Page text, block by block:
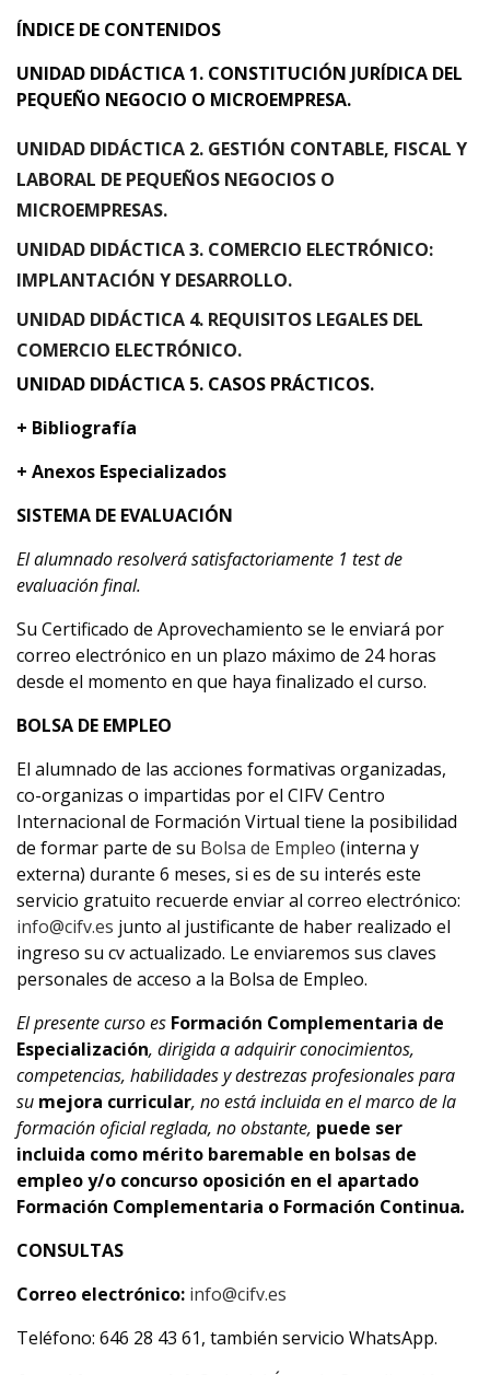
ÍNDICE DE CONTENIDOS
UNIDAD DIDÁCTICA 1. CONSTITUCIÓN JURÍDICA DEL
PEQUEÑO NEGOCIO O MICROEMPRESA.
UNIDAD DIDÁCTICA 2. GESTIÓN CONTABLE, FISCAL Y
LABORAL DE PEQUEÑOS NEGOCIOS O
MICROEMPRESAS.
UNIDAD DIDÁCTICA 3. COMERCIO ELECTRÓNICO:
IMPLANTACIÓN Y DESARROLLO.
UNIDAD DIDÁCTICA 4. REQUISITOS LEGALES DEL
COMERCIO ELECTRÓNICO.
UNIDAD DIDÁCTICA 5. CASOS PRÁCTICOS.
+ Bibliografía
+ Anexos Especializados
SISTEMA DE EVALUACIÓN
El alumnado resolverá satisfactoriamente 1 test de
evaluación final.
Su Certificado de Aprovechamiento se le enviará por
correo electrónico en un plazo máximo de 24 horas
desde el momento en que haya finalizado el curso.
BOLSA DE EMPLEO
El alumnado de las acciones formativas organizadas,
co-organizas o impartidas por el CIFV Centro
Internacional de Formación Virtual tiene la posibilidad
de formar parte de su Bolsa de Empleo (interna y
externa) durante 6 meses, si es de su interés este
servicio gratuito recuerde enviar al correo electrónico:
info@cifv.es junto al justificante de haber realizado el
ingreso su cv actualizado. Le enviaremos sus claves
personales de acceso a la Bolsa de Empleo.
El presente curso es Formación Complementaria de
Especialización, dirigida a adquirir conocimientos,
competencias, habilidades y destrezas profesionales para
su mejora curricular, no está incluida en el marco de la
formación oficial reglada, no obstante, puede ser
incluida como mérito baremable en bolsas de
empleo y/o concurso oposición en el apartado
Formación Complementaria o Formación Continua.
CONSULTAS
Correo electrónico: info@cifv.es
Teléfono: 646 28 43 61, también servicio WhatsApp.